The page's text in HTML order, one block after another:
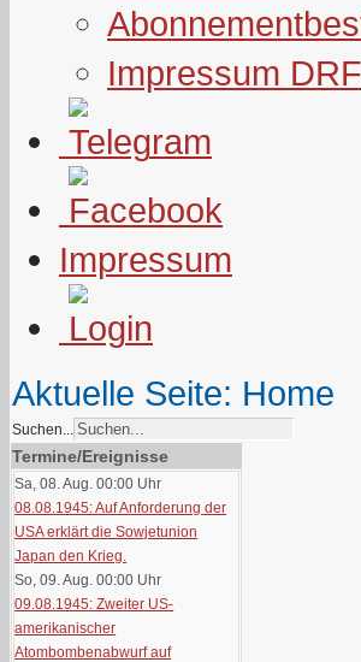
Impressum DRF
Impressum
Aktuelle Seite: Home
Suchen...
Termine/Ereignisse
Sa, 08. Aug. 00:00 Uhr
08.08.1945: Auf Anforderung der
USA erklärt die Sowjetunion
Japan den Krieg.
So, 09. Aug. 00:00 Uhr
09.08.1945: Zweiter US-
amerikanischer
Atombombenabwurf auf